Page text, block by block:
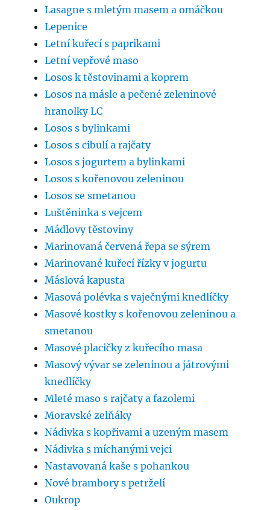
Lasagne s mletým masem a omáčkou
Lepenice
Letní kuřecí s paprikami
Letní vepřové maso
Losos k těstovinami a koprem
Losos na másle a pečené zeleninové
hranolky LC
Losos s bylinkami
Losos s cibulí a rajčaty
Losos s jogurtem a bylinkami
Losos s kořenovou zeleninou
Losos se smetanou
Luštěninka s vejcem
Mádlovy těstoviny
Marinovaná červená řepa se sýrem
Marinované kuřecí řízky v jogurtu
Máslová kapusta
Masová polévka s vaječnými knedlíčky
Masové kostky s kořenovou zeleninou a
smetanou
Masové placičky z kuřecího masa
Masový vývar se zeleninou a játrovými
knedlíčky
Mleté maso s rajčaty a fazolemi
Moravské zelňáky
Nádivka s kopřivami a uzeným masem
Nádivka s míchanými vejci
Nastavovaná kaše s pohankou
Nové brambory s petrželí
Oukrop